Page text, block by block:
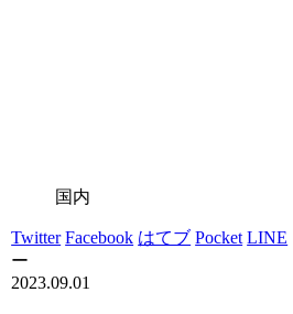
国内
Twitter Facebook はてブ Pocket LINE
ー
2023.09.01